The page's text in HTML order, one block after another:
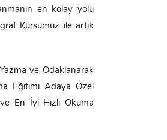
en kolay yolu
Kursumuz ile artık
ve Odaklanarak
Eğitimi Adaya Özel
ve En İyi Hızlı Okuma